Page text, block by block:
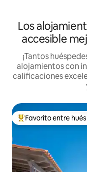
Los
accesible
¡Tantos
alojamientos con
calificaciones
De los mejores en
Favorito entre